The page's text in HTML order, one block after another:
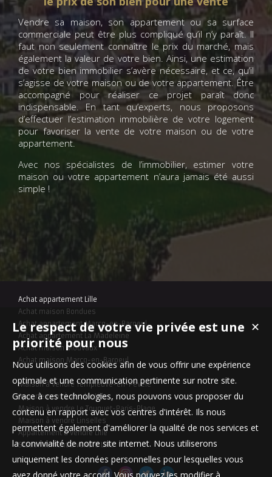
Vendre sa maison, son appartement ou sa surface
commerciale peut être plus compliqué qu’il n’y paraît. Il
faut non seulement connaître le prix du marché, mais
également la valeur de votre bien. Ainsi, une estimation
de votre bien immobilier s’avère nécessaire, et ce, qu’il
s’agisse de votre maison ou de votre appartement. Être
accompagné pour réaliser ce projet paraît donc
indispensable. En tant qu’experts, nous proposons
d’effectuer l’estimation immobilière de votre logement
pour favoriser la vente de votre maison ou de votre
appartement.
Avec nos spécialistes de l’immobilier, estimer votre
maison ou votre appartement n’aura jamais été aussi
simple !
Achat appartement Lille
Achat maison Bondues
Achat appartement Marcq-en-Baroeul
Achat appartement La Madeleine
Achat maison Mouvaux
Achat maison Marcq-en-Baroeul
Maison à vendre Templeuve-en-Pévèle
Appartement à vendre Lille
Maison à vendre Le Touquet-Paris-Plage
Maison à vendre Linselles
Appartement à vendre Lille
Stationnement à vendre Lille
✕
Le respect de votre vie privée est une
priorité pour nous
Nous utilisons des cookies afin de vous offrir une expérience
optimale et une communication pertinente sur notre site.
Grace à ces technologies, nous pouvons vous proposer du
contenu en rapport avec vos centres d'intérêt. Ils nous
permettent également d'améliorer la qualité de nos services et
la convivialité de notre site internet. Nous utiliserons
uniquement les données personnelles pour lesquelles vous